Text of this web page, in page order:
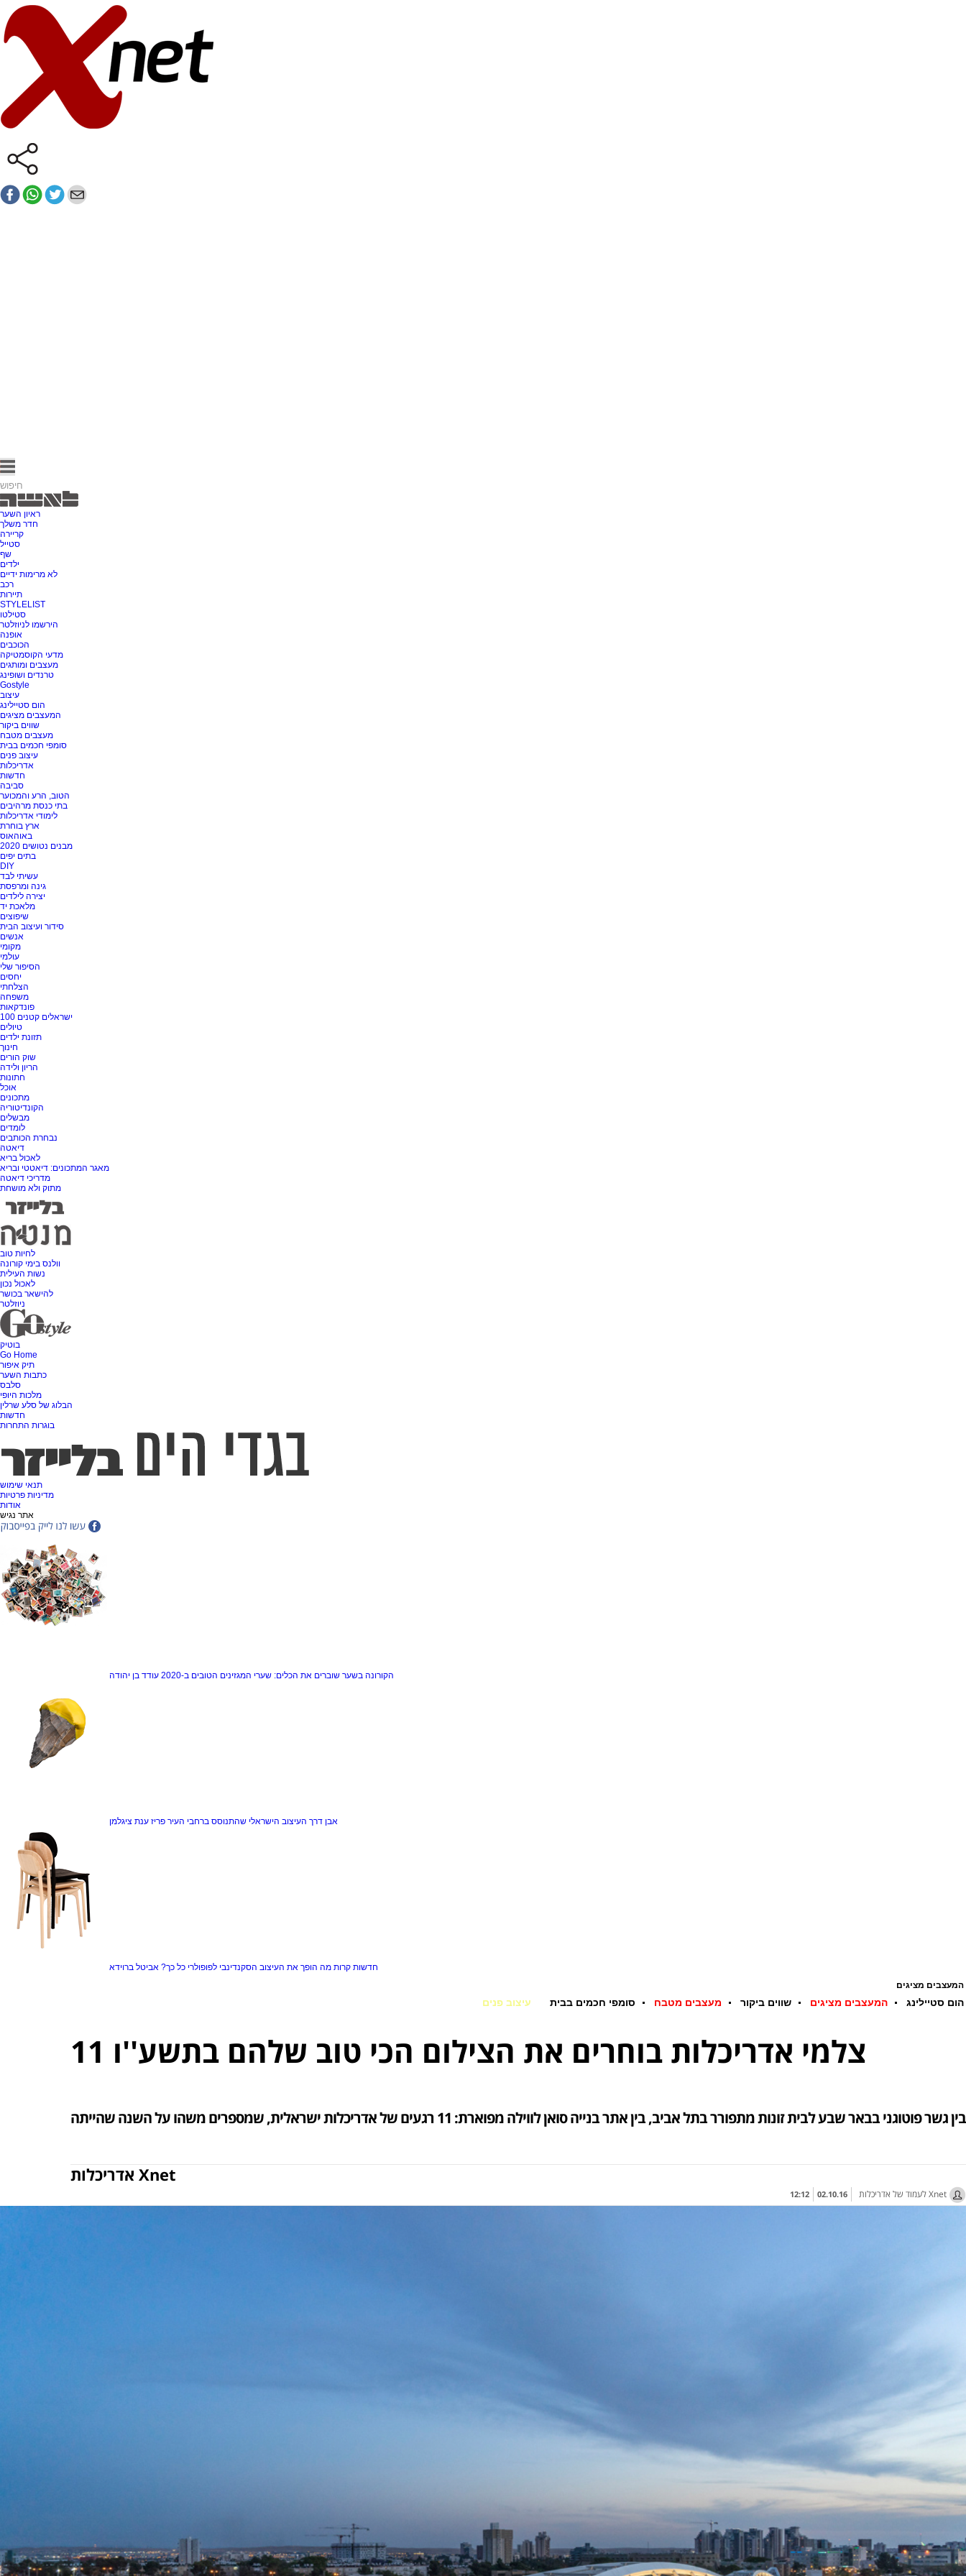
ראיון השער
חדר משלך
קריירה
סטייל
שף
ילדים
לא מרימות ידיים
רכב
תיירות
STYLELIST
סטילטו
הירשמו לניוזלטר
אופנה
הכוכבים
מדעי הקוסמטיקה
מעצבים ומותגים
טרנדים ושופינג
Gostyle
עיצוב
הום סטיילינג
המעצבים מציגים
שווים ביקור
מעצבים מטבח
סומפי חכמים בבית
עיצוב פנים
אדריכלות
חדשות
סביבה
הטוב, הרע והמכוער
בתי כנסת מרהיבים
לימודי אדריכלות
ארץ בוחרת
באוהאוס
מבנים נטושים 2020
בתים יפים
DIY
עשיתי לבד
גינה ומרפסת
יצירה לילדים
מלאכת יד
שיפוצים
סידור ועיצוב הבית
אנשים
מקומי
עולמי
הסיפור שלי
יחסים
הצלחתי
משפחה
פונדקאות
100 ישראלים קטנים
טיולים
תזונת ילדים
חינוך
שוק הורים
הריון ולידה
חתונות
אוכל
מתכונים
הקונדיטוריה
מבשלים
לומדים
נבחרת הכותבים
דיאטה
לאכול בריא
מאגר המתכונים: דיאטטי ובריא
מדריכי דיאטה
מתוק ולא מושחת
לחיות טוב
וולנס בימי קורונה
נשות העילית
לאכול נכון
להישאר בכושר
ניוזלטר
בוטיק
Go Home
תיק איפור
כתבות השער
סלבס
מלכות היופי
הבלוג של סלע שרלין
חדשות
בוגרות התחרות
תנאי שימוש
מדיניות פרטיות
אודות
אתר נגיש
הקורונה בשער שוברים את הכלים: שערי המגזינים הטובים ב-2020 עודד בן יהודה
אבן דרך העיצוב הישראלי שהתנוסס ברחבי העיר פריז ענת ציגלמן
חדשות קרות מה הופך את העיצוב הסקנדינבי לפופולרי כל כך? אביטל ברוידא
המעצבים מציגים
הום סטיילינג המעצבים מציגים שווים ביקור מעצבים מטבח סומפי חכמים בבית עיצוב פנים
11 צלמי אדריכלות בוחרים את הצילום הכי טוב שלהם בתשע''ו
בין גשר פוטוגני בבאר שבע לבית זונות מתפורר בתל אביב, בין אתר בנייה סואן לווילה מפוארת: 11 רגעים של אדריכלות ישראלית, שמספרים משהו על השנה שהייתה
אדריכלות Xnet
לעמוד של אדריכלות Xnet 02.10.16
12:12